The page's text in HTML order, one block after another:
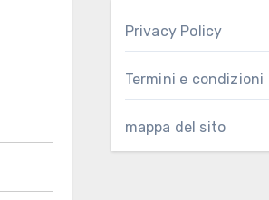
Privacy Policy
Termini e condizioni
mappa del sito